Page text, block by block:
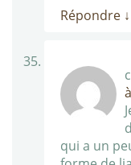
Répondre ↓
qui a un